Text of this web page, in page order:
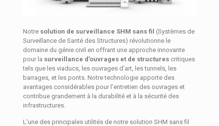
Notre solution de surveillance SHM sans fil (Systèmes de
Surveillance de Santé des Structures) révolutionne le
domaine du génie civil en offrant une approche innovante
pour la surveillance d’ouvrages et de structurescritiques
tels que les viaducs, les ouvrages d’art, les tunnels, les
barrages, et les ponts. Notre technologie apporte des
avantages considérables pour l’entretien des ouvrages et
contribue grandement à la durabilité et à la sécurité des
infrastructures.
L’une des principales utilités de notre solution SHM sans fil